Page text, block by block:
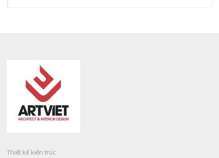
Thiết kế kiến trúc